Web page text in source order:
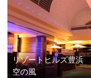
リゾートヒルズ豊浜
空の風